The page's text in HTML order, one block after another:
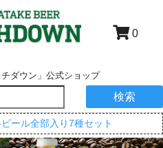
0
チダウン」公式ショップ
検索
ール全部入り7種セット